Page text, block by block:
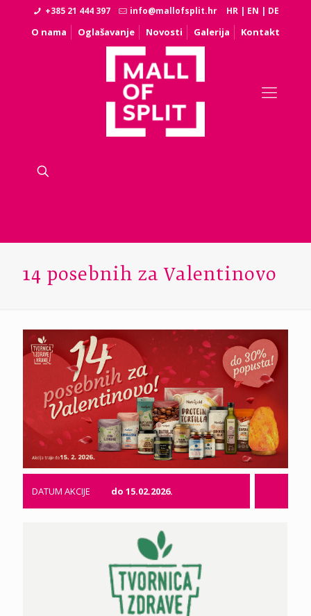
+385 21 444 397 info@mallofsplit.hr HR | EN | DE
O nama Oglašavanje Novosti Galerija Kontakt
14 posebnih za Valentinovo
DATUM AKCIJE do 15.02.2026.